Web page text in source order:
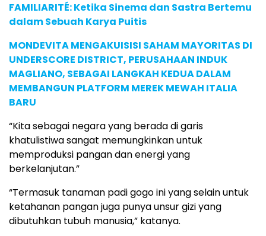
FAMILIARITÉ: Ketika Sinema dan Sastra Bertemu
dalam Sebuah Karya Puitis
MONDEVITA MENGAKUISISI SAHAM MAYORITAS DI
UNDERSCORE DISTRICT, PERUSAHAAN INDUK
MAGLIANO, SEBAGAI LANGKAH KEDUA DALAM
MEMBANGUN PLATFORM MEREK MEWAH ITALIA
BARU
“Kita sebagai negara yang berada di garis
khatulistiwa sangat memungkinkan untuk
memproduksi pangan dan energi yang
berkelanjutan.”
“Termasuk tanaman padi gogo ini yang selain untuk
ketahanan pangan juga punya unsur gizi yang
dibutuhkan tubuh manusia,” katanya.